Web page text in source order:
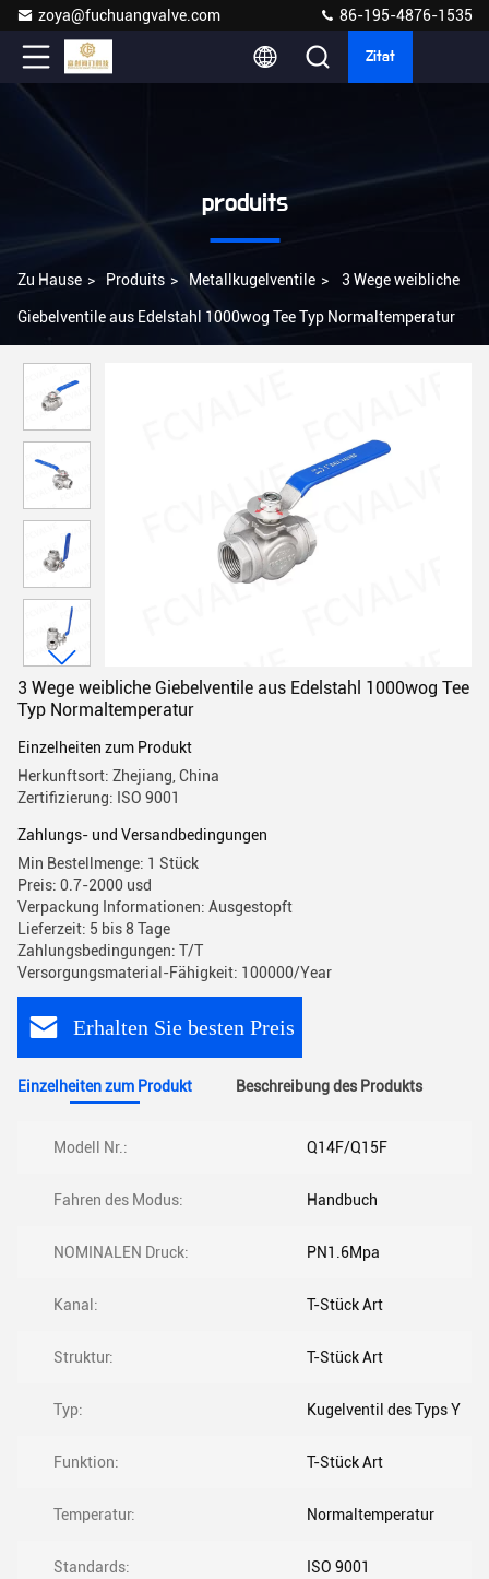
zoya@fuchuangvalve.com 86-195-4876-1535
Zitat
produits
Zu Hause > Produits > Metallkugelventile > 3 Wege weibliche
Giebelventile aus Edelstahl 1000wog Tee Typ Normaltemperatur
3 Wege weibliche Giebelventile aus Edelstahl 1000wog Tee
Typ Normaltemperatur
Einzelheiten zum Produkt
Herkunftsort: Zhejiang, China
Zertifizierung: ISO 9001
Zahlungs- und Versandbedingungen
Min Bestellmenge: 1 Stück
Preis: 0.7-2000 usd
Verpackung Informationen: Ausgestopft
Lieferzeit: 5 bis 8 Tage
Zahlungsbedingungen: T/T
Versorgungsmaterial-Fähigkeit: 100000/Year
Erhalten Sie besten Preis
Einzelheiten zum Produkt Beschreibung des Produkts
Modell Nr.: Q14F/Q15F
Fahren des Modus: Handbuch
NOMINALEN Druck: PN1.6Mpa
Kanal: T-Stück Art
Struktur: T-Stück Art
Typ: Kugelventil des Typs Y
Funktion: T-Stück Art
Temperatur: Normaltemperatur
Standards: ISO 9001